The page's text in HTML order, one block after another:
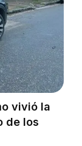
vivió la
de los